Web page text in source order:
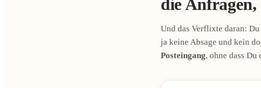
die
Und das Verflixte daran: Du
ja keine Absage und kein
Posteingang, ohne dass Du